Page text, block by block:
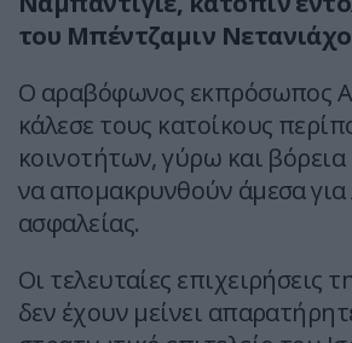
του Μπέντζαμιν
Ο αραβόφωνος εκπρόσωπος
κάλεσε τους κατοίκους
κοινοτήτων, γύρω και
να απομακρυνθούν άμεσα για
ασφαλείας.
Οι τελευταίες επιχειρήσεις
δεν έχουν μείνει